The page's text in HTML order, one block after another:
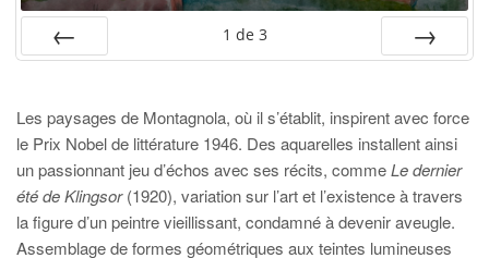
1 de 3
Les paysages de Montagnola, où il s’établit, inspirent avec force
le Prix Nobel de littérature 1946. Des aquarelles installent ainsi
un passionnant jeu d’échos avec ses récits, commeLe dernier
été de Klingsor(1920), variation sur l’art et l’existence à travers
la figure d’un peintre vieillissant, condamné à devenir aveugle.
Assemblage de formes géométriques aux teintes lumineuses